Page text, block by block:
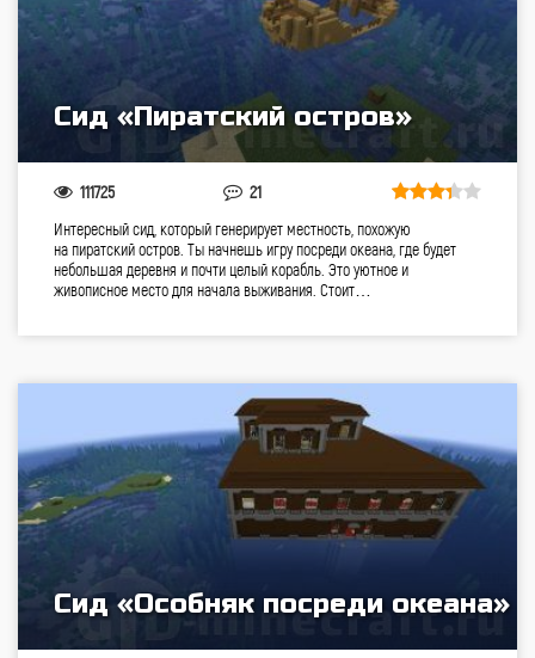
Сид «Пиратский остров»
111725 21
Интересный сид, который генерирует местность, похожую
на пиратский остров. Ты начнешь игру посреди океана, где будет
небольшая деревня и почти целый корабль. Это уютное и
живописное место для начала выживания. Стоит…
Сид «Особняк посреди океана»